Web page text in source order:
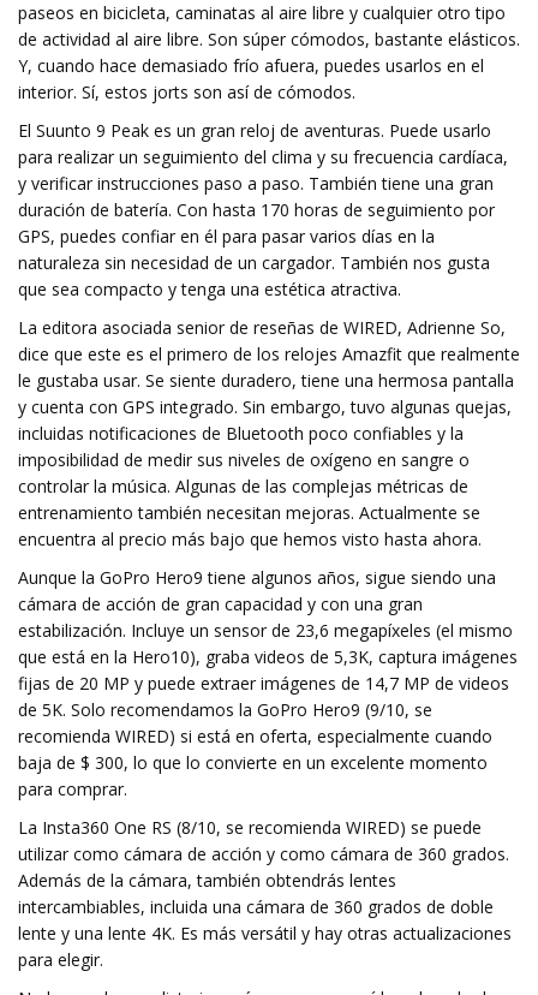
paseos en bicicleta, caminatas al aire libre y cualquier otro tipo
de actividad al aire libre. Son súper cómodos, bastante elásticos.
Y, cuando hace demasiado frío afuera, puedes usarlos en el
interior. Sí, estos jorts son así de cómodos.
El Suunto 9 Peak es un gran reloj de aventuras. Puede usarlo
para realizar un seguimiento del clima y su frecuencia cardíaca,
y verificar instrucciones paso a paso. También tiene una gran
duración de batería. Con hasta 170 horas de seguimiento por
GPS, puedes confiar en él para pasar varios días en la
naturaleza sin necesidad de un cargador. También nos gusta
que sea compacto y tenga una estética atractiva.
La editora asociada senior de reseñas de WIRED, Adrienne So,
dice que este es el primero de los relojes Amazfit que realmente
le gustaba usar. Se siente duradero, tiene una hermosa pantalla
y cuenta con GPS integrado. Sin embargo, tuvo algunas quejas,
incluidas notificaciones de Bluetooth poco confiables y la
imposibilidad de medir sus niveles de oxígeno en sangre o
controlar la música. Algunas de las complejas métricas de
entrenamiento también necesitan mejoras. Actualmente se
encuentra al precio más bajo que hemos visto hasta ahora.
Aunque la GoPro Hero9 tiene algunos años, sigue siendo una
cámara de acción de gran capacidad y con una gran
estabilización. Incluye un sensor de 23,6 megapíxeles (el mismo
que está en la Hero10), graba videos de 5,3K, captura imágenes
fijas de 20 MP y puede extraer imágenes de 14,7 MP de videos
de 5K. Solo recomendamos la GoPro Hero9 (9/10, se
recomienda WIRED) si está en oferta, especialmente cuando
baja de $ 300, lo que lo convierte en un excelente momento
para comprar.
La Insta360 One RS (8/10, se recomienda WIRED) se puede
utilizar como cámara de acción y como cámara de 360 ​​grados.
Además de la cámara, también obtendrás lentes
intercambiables, incluida una cámara de 360 ​​grados de doble
lente y una lente 4K. Es más versátil y hay otras actualizaciones
para elegir.